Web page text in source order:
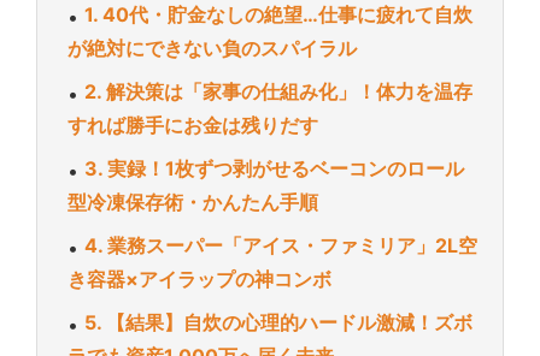
1. 40代・貯金なしの絶望…仕事に疲れて自炊
が絶対にできない負のスパイラル
2. 解決策は「家事の仕組み化」！体力を温存
すれば勝手にお金は残りだす
3. 実録！1枚ずつ剥がせるベーコンのロール
型冷凍保存術・かんたん手順
4. 業務スーパー「アイス・ファミリア」2L空
き容器×アイラップの神コンボ
5. 【結果】自炊の心理的ハードル激減！ズボ